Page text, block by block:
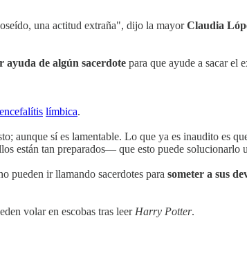
una actitud extraña", dijo la mayorClaudia
ayuda de algún sacerdote para que ayude a sacar el
encefalítis límbica.
aunque sí es lamentable. Lo que ya es inaudito es
están tan preparados— que esto puede solucionarlo
pueden ir llamando sacerdotes para someter a sus
volar en escobas tras leer Harry Potter.